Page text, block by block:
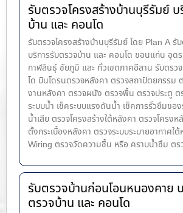
รับตรวจโครงสร้างบ้านบุรีรัมย์
บ้าน และ คอนโด
รับตรวจโครงสร้างบ้านบุรีรัมย์ โดย Plan A รั
บริการรับตรวจบ้าน และ คอนโด ขอนแก่น อุด
กาฬสินธุ์ ชัยภูมิ และ ทั่วเขตภาคอีสาน รับตรว
โด บินโดรนตรวจหลังคา ตรวจสถาปัตยกรรม
งานหลังคา ตรวจผนัง ตรวจพื้น ตรวจประตู ต
ระบบน้ำ เช็คระบบแรงดันน้ำ เช็คการรั่วซึมขอ
น้ำ​เสีย ตรวจโครงสร้างใต้หลังคา ตรวจโครง
ตั้งกระเบื้องหลังคา ตรวจระบบระบายอากาศใ
Wiring ตรวจวัดความชื้น หรือ คราบน้ำซึม ตร
รับตรวจบ้านก่อนโอนหนองคาย
ตรวจบ้าน และ คอนโด